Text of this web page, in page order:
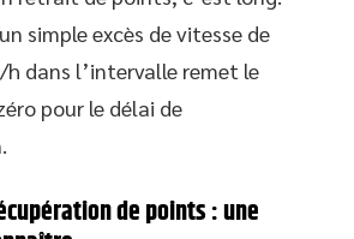
simple excès de vitesse de
h dans l’intervalle remet le
pour le délai de
de points : une